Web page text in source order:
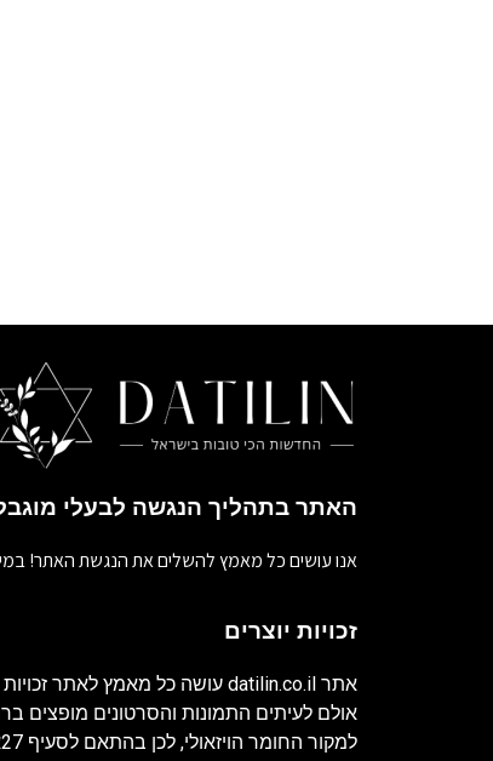
האתר בתהליך הנגשה לבעלי
אנו עושים כל מאמץ להשלים את הנגשת האתר!
זכויות יוצרים
אתר datilin.co.il עושה כל מאמץ לאתר
אולם לעיתים התמונות והסרטונים